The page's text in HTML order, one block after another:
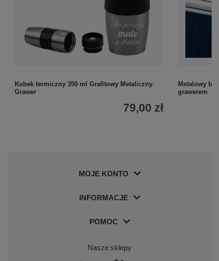
Kubek termiczny 350 ml Grafitowy Metaliczny
Grawer
79,00 zł
Metalowy
grawerem
MOJE KONTO
INFORMACJE
POMOC
Nasze sklepy